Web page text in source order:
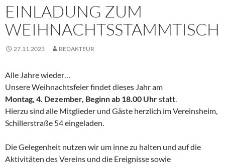
EINLADUNG ZUM
WEIHNACHTSSTAMMTISCH
27.11.2023 REDAKTEUR
Alle Jahre wieder…
Unsere Weihnachtsfeier findet dieses Jahr am
Montag, 4. Dezember, Beginn ab 18.00 Uhrstatt.
Hierzu sind alle Mitglieder und Gäste herzlich im Vereinsheim,
Schillerstraße 54 eingeladen.
Die Gelegenheit nutzen wir um inne zu halten und auf die
Aktivitäten des Vereins und die Ereignisse sowie